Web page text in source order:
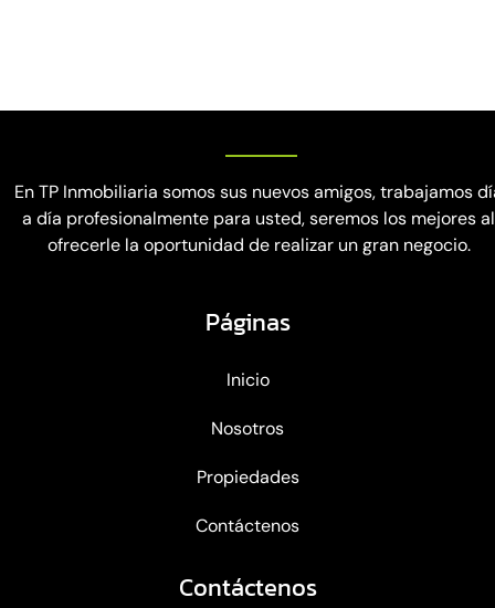
En TP Inmobiliaria somos sus nuevos amigos, trabajamos
a día profesionalmente para usted, seremos los mejores al
ofrecerle la oportunidad de realizar un gran negocio.
Páginas
Inicio
Nosotros
Propiedades
Contáctenos
Contáctenos